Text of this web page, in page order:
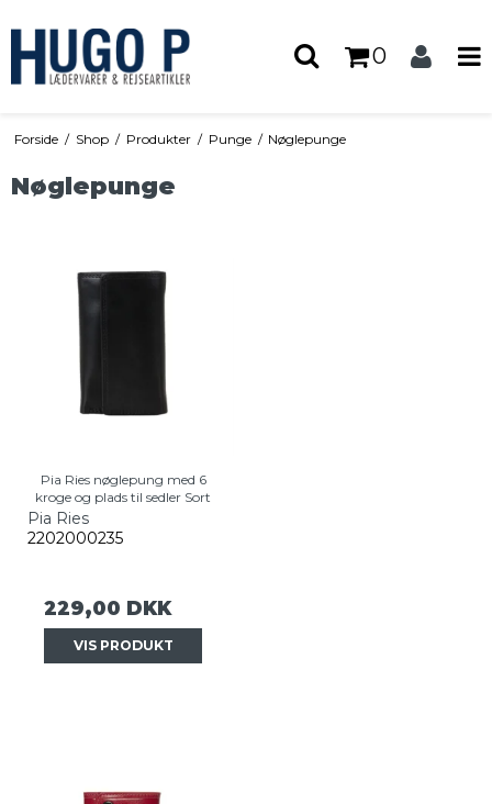
0
Forside / Shop / Produkter / Punge / Nøglepunge
Nøglepunge
Pia Ries nøglepung med 6
kroge og plads til sedler Sort
Pia Ries
2202000235
229,00 DKK
VIS PRODUKT